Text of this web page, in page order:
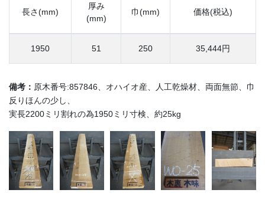
長さ(mm)
厚み
(mm)
巾(mm) 価格(税込)
1950 51 250 35,444円
備考： 原木番号:857846、オハイオ産、人工乾燥材、両面無節、巾
反りほんの少し、
実長2200ミリ割れの為1950ミリ寸検、約25kg